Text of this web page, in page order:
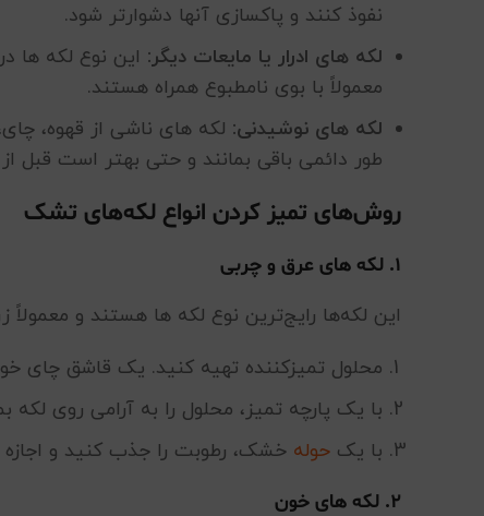
نفوذ کنند و پاکسازی آنها دشوارتر شود.
لکه های ادرار یا مایعات دیگر: این نوع لکه ها
معمولاً با بوی نامطبوع همراه هستند.
لکه های نوشیدنی: لکه های ناشی از قهوه،
طور دائمی باقی بمانند و حتی بهتر است
روش‌های تمیز کردن انواع لکه‌های تشک
۱. لکه های عرق و چربی
این لکه‌ها رایج‌ترین نوع لکه ها هستند و معمولاً
محلول تمیزکننده تهیه کنید. یک قاشق چای
با یک پارچه تمیز، محلول را به آرامی روی
با یک حوله خشک، رطوبت را جذب کنید و
۲. لکه های خون